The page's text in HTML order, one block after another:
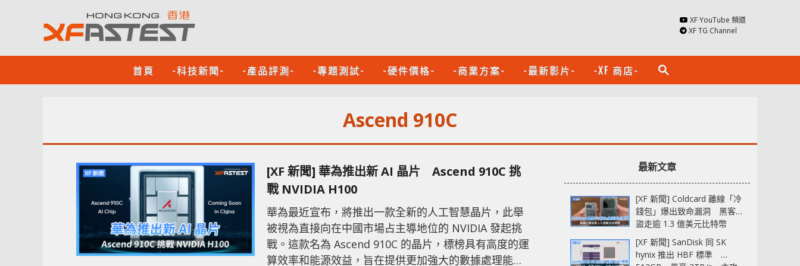
XF YouTube 頻道
XF TG Channel
首頁 -科技新聞- -產品評測- -專題測試- -硬件價格- -商業方案- -最新影片- -XF 商店- search
Ascend 910C
[XF 新聞] 華為推出新 AI 晶片 Ascend 910C 挑
戰 NVIDIA H100
華為最近宣布，將推出一款全新的人工智慧晶片，此舉
被視為直接向在中國市場占主導地位的 NVIDIA 發起挑
戰。這款名為 Ascend 910C 的晶片，標榜具有高度的運
算效率和能源效益，旨在提供更加強大的數據處理能
最新文章
[XF 新聞] Coldcard 離線「冷
錢包」爆出致命漏洞 黑客已
盜走逾 1.3 億美元比特幣
[XF 新聞] SanDisk 同 SK
hynix 推出 HBF 標準